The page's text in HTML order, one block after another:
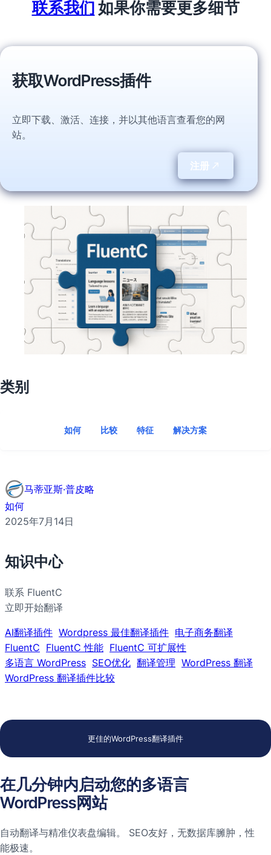
联系我们如果你需要更多细节
获取WordPress插件
立即下载、激活、连接，并以其他语言查看您的网
站。
注册
类别
如何 比较 特征 解决方案
马蒂亚斯·普皮略
如何
2025年7月14日
知识中心
联系 FluentC
立即开始翻译
AI翻译插件 Wordpress 最佳翻译插件 电子商务翻译
FluentC FluentC 性能 FluentC 可扩展性
多语言 WordPress SEO优化 翻译管理 WordPress 翻译
WordPress 翻译插件比较
更佳的WordPress翻译插件
在几分钟内启动您的多语言
WordPress网站
自动翻译与精准仪表盘编辑。 SEO友好，无数据库臃肿，性
能极速。